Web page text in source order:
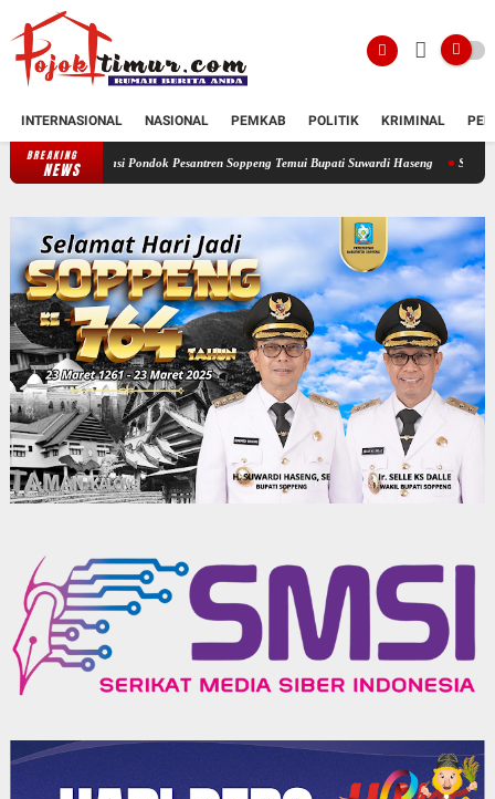
INTERNASIONAL NASIONAL PEMKAB POLITIK KRIMINAL
BREAKING
NEWS
Pondok Pesantren Soppeng Temui Bupati Suwardi Haseng Serahkan Rancangan